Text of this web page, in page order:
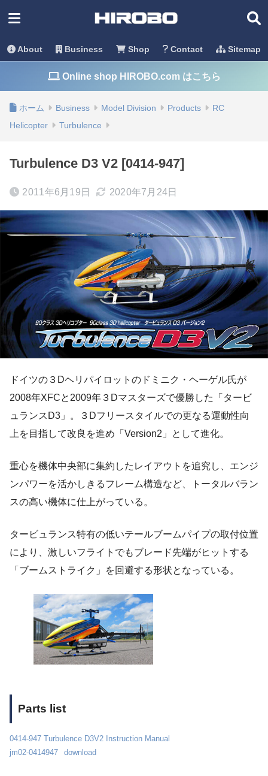
About Business Shop Contact Sitemap
Online shop HIROBO.com はこちら
ホーム Business Model Division Products
RC
Helicopter
Turbulence
Turbulence D3 V2 [0414-947]
2011年6月19日 2020年7月24日
ドイツの３Dヘリパイロットのドミニク・ヘーゲル氏が
2008年XFCと2009年３Dマスターズで優勝した「タービ
ュランスD3」。３Dフリースタイルでの更なる運動性向
上を目指して改良を進め「Version2」として進化。
重心を機体中央部に集約したレイアウトを追究し、エンジ
ンパワーを活かしきるフレーム構造など、トータルバラン
スの高い機体に仕上がっている。
タービュランス特有の低いテールブームパイプの取付位置
により、激しいフライトでもブレード先端がヒットする
「ブームストライク」を回避する形状となっている。
Parts list
0414-947 Turbulence D3V2 Instruction Manual
jm02-0414947
download